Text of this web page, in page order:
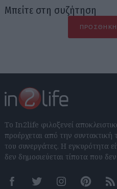
Μπείτε στη συζήτηση
Το In2life φιλοξενεί
προέρχεται από την συντακτική
του συνεργάτες. Η εγκυρότητα
δεν δημοσιεύεται τίποτα που δεν
FacebookTwitter InstagramPinterest